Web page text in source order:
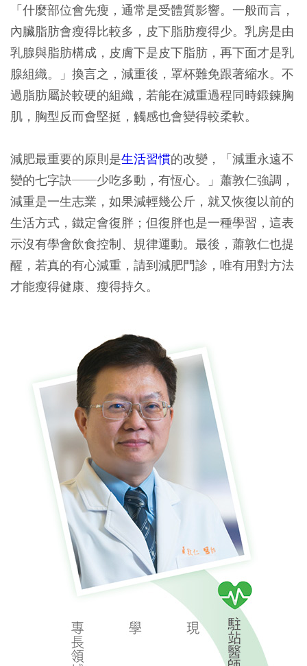
「什麼部位會先瘦，通常是受體質影響。一般而言，
內臟脂肪會瘦得比較多，皮下脂肪瘦得少。乳房是由
乳腺與脂肪構成，皮膚下是皮下脂肪，再下面才是乳
腺組織。」換言之，減重後，罩杯難免跟著縮水。不
過脂肪屬於較硬的組織，若能在減重過程同時鍛鍊胸
肌，胸型反而會堅挺，觸感也會變得較柔軟。
減肥最重要的原則是生活習慣的改變，「減重永遠不
變的七字訣──少吃多動，有恆心。」蕭敦仁強調，
減重是一生志業，如果減輕幾公斤，就又恢復以前的
生活方式，鐵定會復胖；但復胖也是一種學習，這表
示沒有學會飲食控制、規律運動。最後，蕭敦仁也提
醒，若真的有心減重，請到減肥門診，唯有用對方法
才能瘦得健康、瘦得持久。